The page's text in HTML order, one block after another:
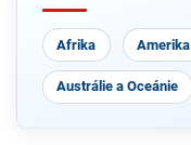
Afrika Amerika
Austrálie a Oceánie